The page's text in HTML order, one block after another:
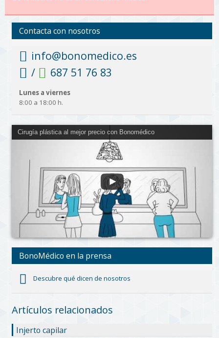
Contacta con nosotros
info@bonomedico.es
/
687 51 76 83
Lunes a viernes
8:00 a 18:00 h.
Cirugía plástica al mejor precio con Bonomédico
BonoMédico en la prensa
Descubre qué dicen de nosotros
Artículos relacionados
Injerto capilar